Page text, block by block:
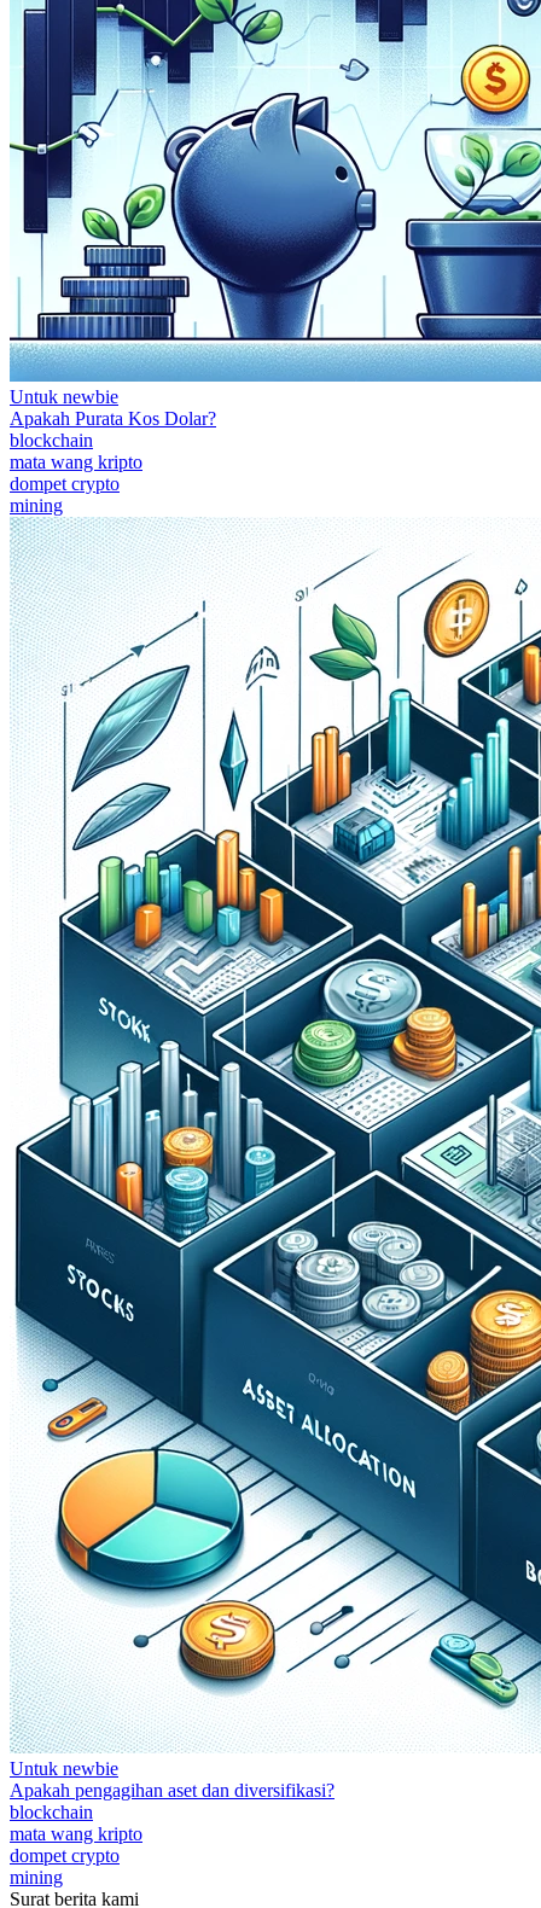
Untuk newbie
Apakah Purata Kos Dolar?
blockchain
mata wang kripto
dompet crypto
mining
Untuk newbie
Apakah pengagihan aset dan diversifikasi?
blockchain
mata wang kripto
dompet crypto
mining
Surat berita kami